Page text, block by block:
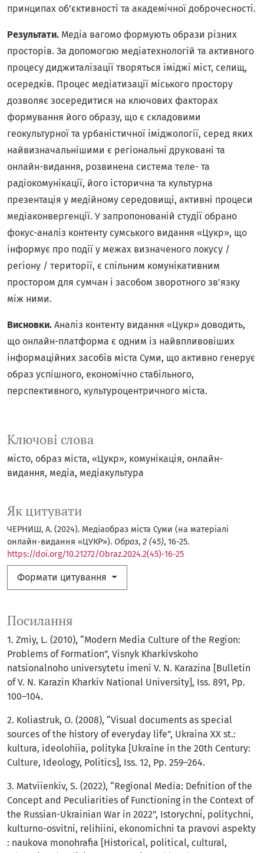
Ключові слова
місто образ міста «Цукр» комунікація онлайн-
видання медіа медіакультура
Як цитувати
ЧЕРНИШ, А. (2024). Медіаобраз міста Суми (на матеріалі
онлайн-видання «ЦУКР»). Образ, 2 (45), 16-25.
https://doi.org/10.21272/Obraz.2024.2(45)-16-25
Формати цитування
принципах об’єктивності та академічної доброчесності.
Результати. Медіа вагомо формують образи різних
просторів. За допомогою медіатехнологій та активного
процесу диджиталізації творяться іміджі міст, селищ,
осередків. Процес медіатизації міського простору
дозволяє зосередитися на ключових факторах
формування його образу, що є складовими
геокультурної та урбаністичної іміджології, серед яких
найвизначальнішими є регіональні друковані та
онлайн-видання, розвинена система теле- та
радіокомунікації, його історична та культурна
презентація у медійному середовищі, активні процеси
медіаконвергенції. У запропонованій студії обрано
фокус-аналіз контенту сумського видання «Цукр», що
інформує про події у межах визначеного локусу /
регіону / території, є спільним комунікативним
простором для сумчан і засобом зворотного зв’язку
між ними.
Висновки. Аналіз контенту видання «Цукр» доводить,
що онлайн-платформа є одним із найвпливовіших
інформаційних засобів міста Суми, що активно генерує
образ успішного, економічно стабільного,
перспективного, культуроцентричного міста.
Посилання
1. Zmiу, L. (2010), “Modern Media Culture of the Region:
Problems of Formation”, Visnyk Kharkivskoho
natsionalnoho universytetu imeni V. N. Karazina [Bulletin
of V. N. Karazin Kharkiv National University], Iss. 891, Pp.
100–104.
2. Koliastruk, O. (2008), “Visual documents as special
sources of the history of everyday life”, Ukraina XX st.:
kultura, ideolohiia, polityka [Ukraine in the 20th Century:
Culture, Ideology, Politics], Iss. 12, Pp. 259–264.
3. Matviienkiv, S. (2022), “Regional Media: Defnition of the
Concept and Peculiarities of Functioning in the Context of
the Russian-Ukrainian War in 2022”, Istorychni, politychni,
kulturno-osvitni, relihiini, ekonomichni ta pravovi aspekty
: naukova monohrafia [Historical, political, cultural,